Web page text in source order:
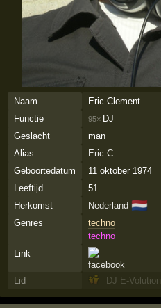
Naam
Eric Clement
Functie
95× DJ
Geslacht
man
Alias
Eric C
Geboortedatum
11 oktober 1974
Leeftijd
51
Herkomst
Nederland 🇳🇱
Genres
techno
techno
Link
Lid DJ E-Volution